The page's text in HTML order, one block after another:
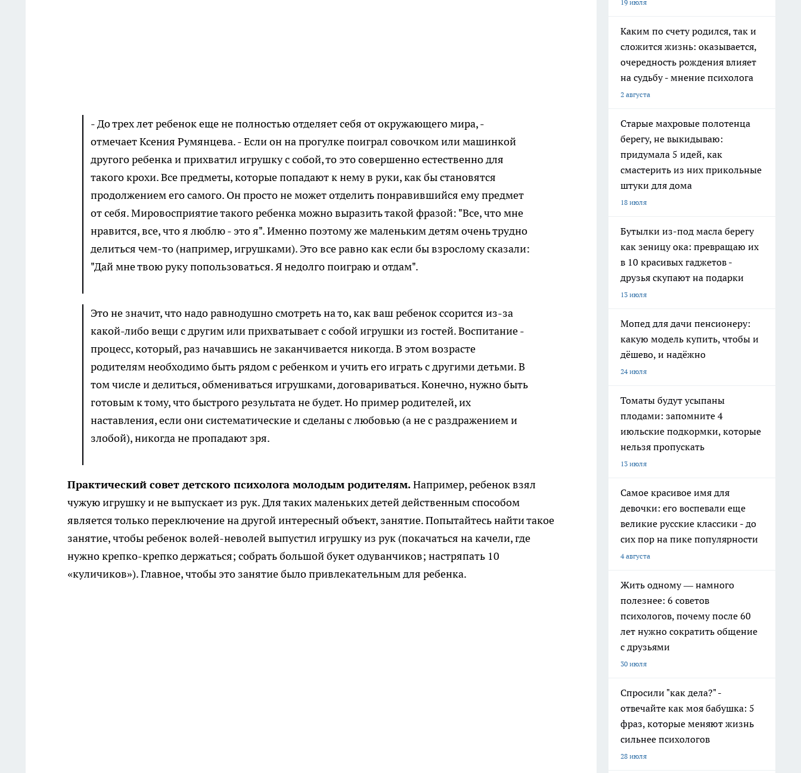
- До трех лет ребенок еще не полностью отделяет себя от окружающего мира, -
отмечает Ксения Румянцева. - Если он на прогулке поиграл совочком или машинкой
другого ребенка и прихватил игрушку с собой, то это совершенно естественно для
такого крохи. Все предметы, которые попадают к нему в руки, как бы становятся
продолжением его самого. Он просто не может отделить понравившийся ему предмет
от себя. Мировосприятие такого ребенка можно выразить такой фразой: "Все, что мне
нравится, все, что я люблю - это я". Именно поэтому же маленьким детям очень трудно
делиться чем-то (например, игрушками). Это все равно как если бы взрослому сказали:
"Дай мне твою руку попользоваться. Я недолго поиграю и отдам".
Это не значит, что надо равнодушно смотреть на то, как ваш ребенок ссорится из-за
какой-либо вещи с другим или прихватывает с собой игрушки из гостей. Воспитание -
процесс, который, раз начавшись не заканчивается никогда. В этом возрасте
родителям необходимо быть рядом с ребенком и учить его играть с другими детьми. В
том числе и делиться, обмениваться игрушками, договариваться. Конечно, нужно быть
готовым к тому, что быстрого результата не будет. Но пример родителей, их
наставления, если они систематические и сделаны с любовью (а не с раздражением и
злобой), никогда не пропадают зря.
Практический совет детского психолога молодым родителям.Например, ребенок взял
чужую игрушку и не выпускает из рук. Для таких маленьких детей действенным способом
является только переключение на другой интересный объект, занятие. Попытайтесь найти такое
занятие, чтобы ребенок волей-неволей выпустил игрушку из рук (покачаться на качели, где
нужно крепко-крепко держаться; собрать большой букет одуванчиков; настряпать 10
«куличиков»). Главное, чтобы это занятие было привлекательным для ребенка.
19 июля
Каким по счету родился, так и
сложится жизнь: оказывается,
очередность рождения влияет
на судьбу - мнение психолога
2 августа
Старые махровые полотенца
берегу, не выкидываю:
придумала 5 идей, как
смастерить из них прикольные
штуки для дома
18 июля
Бутылки из-под масла берегу
как зеницу ока: превращаю их
в 10 красивых гаджетов -
друзья скупают на подарки
13 июля
Мопед для дачи пенсионеру:
какую модель купить, чтобы и
дёшево, и надёжно
24 июля
Томаты будут усыпаны
плодами: запомните 4
июльские подкормки, которые
нельзя пропускать
13 июля
Самое красивое имя для
девочки: его воспевали еще
великие русские классики - до
сих пор на пике популярности
4 августа
Жить одному — намного
полезнее: 6 советов
психологов, почему после 60
лет нужно сократить общение
с друзьями
30 июля
Спросили "как дела?" -
отвечайте как моя бабушка: 5
фраз, которые меняют жизнь
сильнее психологов
28 июля